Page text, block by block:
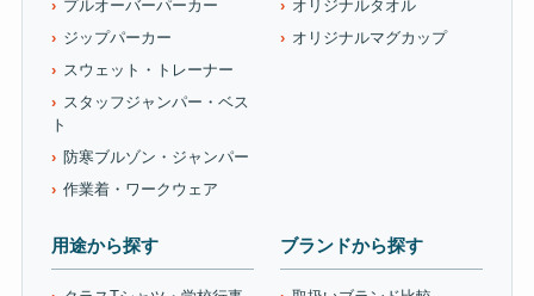
プルオーバーパーカー
ジップパーカー
スウェット・トレーナー
スタッフジャンパー・ベス
ト
防寒ブルゾン・ジャンパー
作業着・ワークウェア
オリジナルタオル
オリジナルマグカップ
用途から探す ブランドから探す